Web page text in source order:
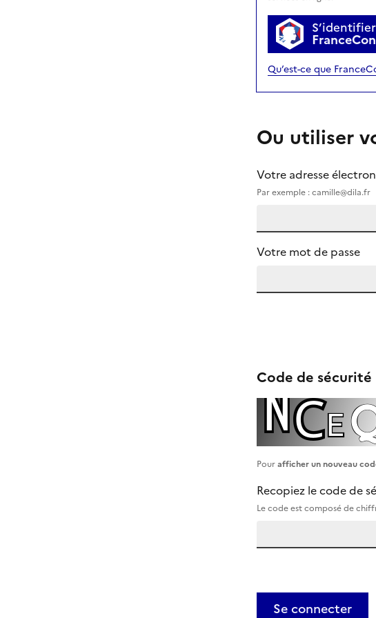
Qu’est-ce que
Ou utiliser
Votre adresse
Par exemple : camille@dila.fr
Votre mot de passe
Code de sécurité
Pourafficher un nouveau
Recopiez le code de
Le code est composé de
Se connecter